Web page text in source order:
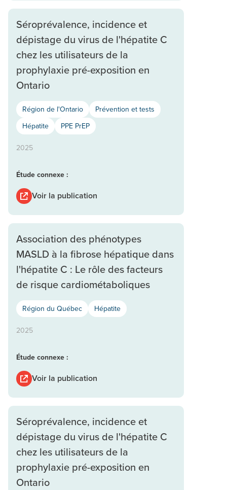
Séroprévalence, incidence et
dépistage du virus de l'hépatite C
chez les utilisateurs de la
prophylaxie pré-exposition en
Ontario
Région de l'Ontario
Prévention et tests
Hépatite
PPE PrEP
2025
Étude connexe :
Voir la publication
Association des phénotypes
MASLD à la fibrose hépatique dans
l'hépatite C : Le rôle des facteurs
de risque cardiométaboliques
Région du Québec Hépatite
2025
Étude connexe :
Voir la publication
Séroprévalence, incidence et
dépistage du virus de l'hépatite C
chez les utilisateurs de la
prophylaxie pré-exposition en
Ontario